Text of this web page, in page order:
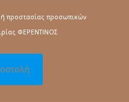
προστασίας προσωπικών
ΦΕΡΕΝΤΙΝΟΣ